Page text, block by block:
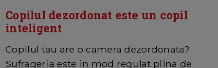
Copilul dezordonat este un copil
inteligent
Copilul tau are o camera dezordonata?
Sufrageria este in mod regulat plina de